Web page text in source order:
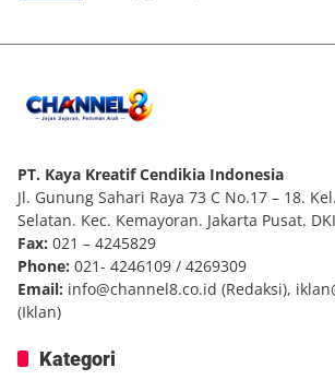
PT. Kaya Kreatif Cendikia Indonesia
Jl. Gunung Sahari Raya 73 C No.17 – 18.
Selatan. Kec. Kemayoran. Jakarta Pusat.
Fax: 021 – 4245829
Phone: 021- 4246109 / 4269309
Email: info@channel8.co.id (Redaksi),
(Iklan)
Kategori